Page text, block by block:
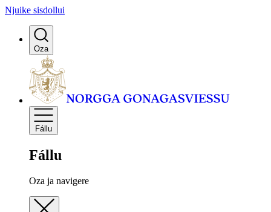
Njuike sisdollui
Oza
Fállu
Fállu
Oza ja navigere